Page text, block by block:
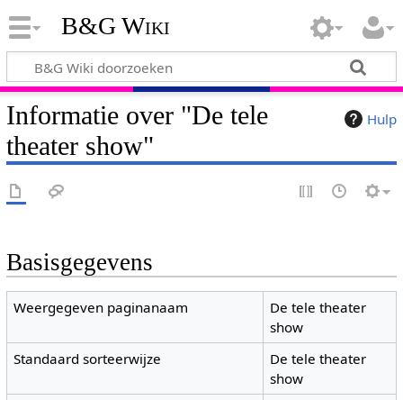
B&G Wiki
Hulp
Informatie over "De tele
theater show"
Basisgegevens
Weergegeven paginanaam
De tele theater
show
Standaard sorteerwijze
De tele theater
show